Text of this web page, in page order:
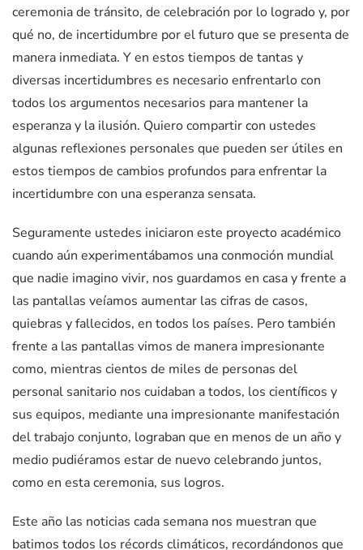
ceremonia de tránsito, de celebración por lo logrado y, por
qué no, de incertidumbre por el futuro que se presenta de
manera inmediata. Y en estos tiempos de tantas y
diversas incertidumbres es necesario enfrentarlo con
todos los argumentos necesarios para mantener la
esperanza y la ilusión. Quiero compartir con ustedes
algunas reflexiones personales que pueden ser útiles en
estos tiempos de cambios profundos para enfrentar la
incertidumbre con una esperanza sensata.
Seguramente ustedes iniciaron este proyecto académico
cuando aún experimentábamos una conmoción mundial
que nadie imagino vivir, nos guardamos en casa y frente a
las pantallas veíamos aumentar las cifras de casos,
quiebras y fallecidos, en todos los países. Pero también
frente a las pantallas vimos de manera impresionante
como, mientras cientos de miles de personas del
personal sanitario nos cuidaban a todos, los científicos y
sus equipos, mediante una impresionante manifestación
del trabajo conjunto, lograban que en menos de un año y
medio pudiéramos estar de nuevo celebrando juntos,
como en esta ceremonia, sus logros.
Este año las noticias cada semana nos muestran que
batimos todos los récords climáticos, recordándonos que